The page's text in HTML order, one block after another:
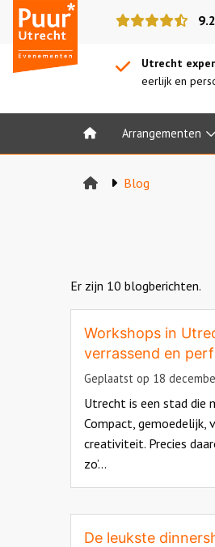
Puur*
Utrecht
bedrijfsuitjes
Utrecht
eerlijk en
Home Arrangementen
Blog
Er zijn 10 blogberichten.
Workshops in
verrassend en
Geplaatst op 18
Utrecht is een stad die
Compact, gemoedelijk,
creativiteit. Precies
zo’...
more
about
De leukste